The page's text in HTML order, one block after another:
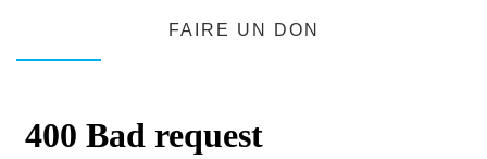
FAIRE UN DON